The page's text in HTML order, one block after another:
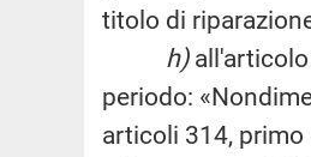
titolo di
h)all'articolo
periodo:
articoli 314, primo